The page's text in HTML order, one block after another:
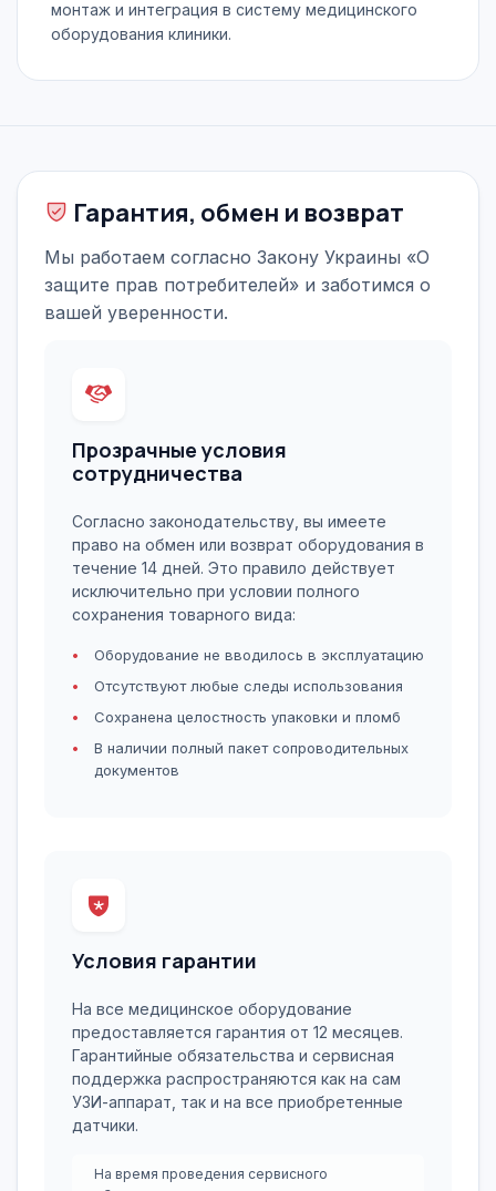
монтаж и интеграция в систему медицинского
оборудования клиники.
Гарантия, обмен и возврат
Мы работаем согласно Закону Украины «О
защите прав потребителей» и заботимся о
вашей уверенности.
Прозрачные условия
сотрудничества
Согласно законодательству, вы имеете
право на обмен или возврат оборудования в
течение 14 дней. Это правило действует
исключительно при условии полного
сохранения товарного вида:
Оборудование не вводилось в эксплуатацию
Отсутствуют любые следы использования
Сохранена целостность упаковки и пломб
В наличии полный пакет сопроводительных
документов
Условия гарантии
На все медицинское оборудование
предоставляется гарантия от 12 месяцев.
Гарантийные обязательства и сервисная
поддержка распространяются как на сам
УЗИ-аппарат, так и на все приобретенные
датчики.
На время проведения сервисного